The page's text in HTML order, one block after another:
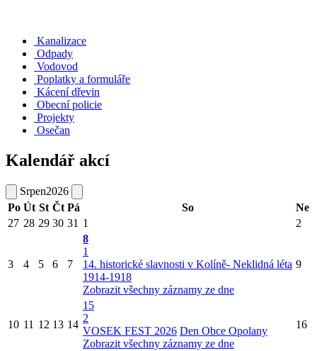
Kanalizace
Odpady
Vodovod
Poplatky a formuláře
Kácení dřevin
Obecní policie
Projekty
Osečan
Kalendář akcí
Srpen2026
Po Út St Čt Pá So
Ne
27 28 29 30 31 1 2
3 4 5 6 7
8
1
14. historické slavnosti v Kolíně- Neklidná léta
1914-1918
Zobrazit všechny záznamy ze dne
9
10 11 12 13 14
15
2
VOSEK FEST 2026 Den Obce Opolany
Zobrazit všechny záznamy ze dne
16